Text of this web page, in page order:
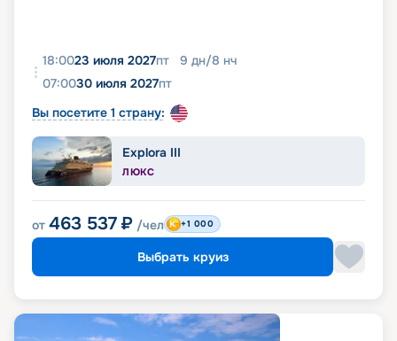
18:0023 июля 2027пт 9 дн/8 нч
07:0030 июля 2027пт
Вы посетите 1 страну:
Explora III
ЛЮКС
от 463 537 ₽ /чел +1 000
Выбрать круиз